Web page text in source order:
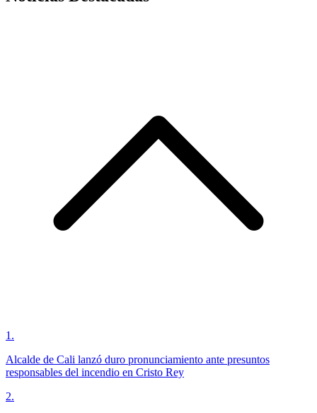
1 .
Alcalde de Cali lanzó duro pronunciamiento ante presuntos
responsables del incendio en Cristo Rey
2.